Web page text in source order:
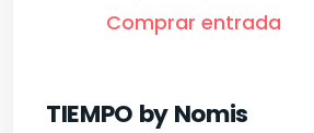
Comprar entrada
TIEMPO by Nomis